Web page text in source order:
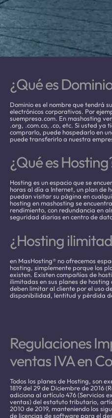
¿Qué es
Dominio es el nombre que tendrá
electrónicos corporativos. Por
suempresa.com. En mashosting
.org, .com.co, .co, etc. Si usted ya
comprarlo, puede hospedarlo en
puede transferirlo a nuestra
¿Qué es
Hosting es un espacio que se
horas al día a Internet, un plan de
puedan visitar su página en
hosting en mashosting se
rendimiento, con redundancia en
seguridad diarias en centro de
¿Hosting
en MasHosting® no ofrecemos
hosting, simplemente porque los
existen. Existen compañías de
ilimitadas en sus planes de
deben limitar al cliente por el uso
disponibilidad, lentitud y pérdida
Regulaciones
ventas IVA en
Todos los planes de Hosting, son
1819 del 29 de Diciembre de 2016
adiciona al artículo 476 (Servicios
ventas) del estatuto tributario,
2010 de 2019, manteniendo los
de licencias de software para el